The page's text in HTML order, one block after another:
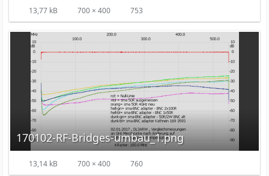
13,77 kB 700 × 400 753
170102-RF-Bridges-umbau_1.png
13,14 kB 700 × 400 760